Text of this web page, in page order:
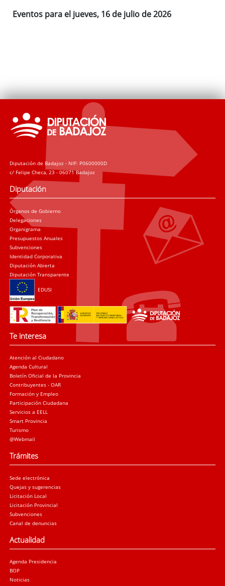
Eventos para el jueves, 16 de julio de 2026
Diputación de Badajoz - NIF: P0600000D
c/ Felipe Checa, 23 - 06071 Badajoz
Diputación
Órganos de Gobierno
Delegaciones
Organigrama
Presupuestos Anuales
Subvenciones
Identidad Corporativa
Diputación Abierta
Diputación Transparente
EDUSI
Te interesa
Atención al Ciudadano
Agenda Cultural
Boletín Oficial de la Provincia
Contribuyentes - OAR
Formación y Empleo
Participación Ciudadana
Servicios a EELL
Smart Provincia
Turismo
@Webmail
Trámites
Sede electrónica
Quejas y sugerencias
Licitación Local
Licitación Provincial
Subvenciones
Canal de denuncias
Actualidad
Agenda Presidencia
BOP
Noticias